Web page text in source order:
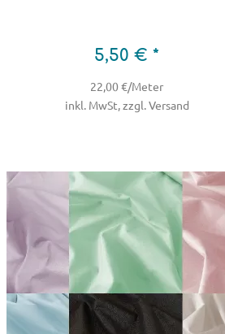
5,50 € *
22,00 €/Meter
inkl. MwSt, zzgl. Versand